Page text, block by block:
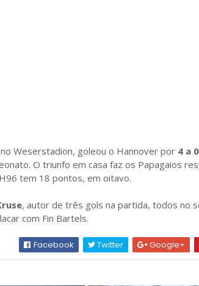
Weserstadion, goleou o Hannover por 4 a 0
O triunfo em casa faz os Papagaios
tem 18 pontos, em oitavo.
, autor de três gols na partida, todos no
com Fin Bartels.
Facebook Twitter Google+